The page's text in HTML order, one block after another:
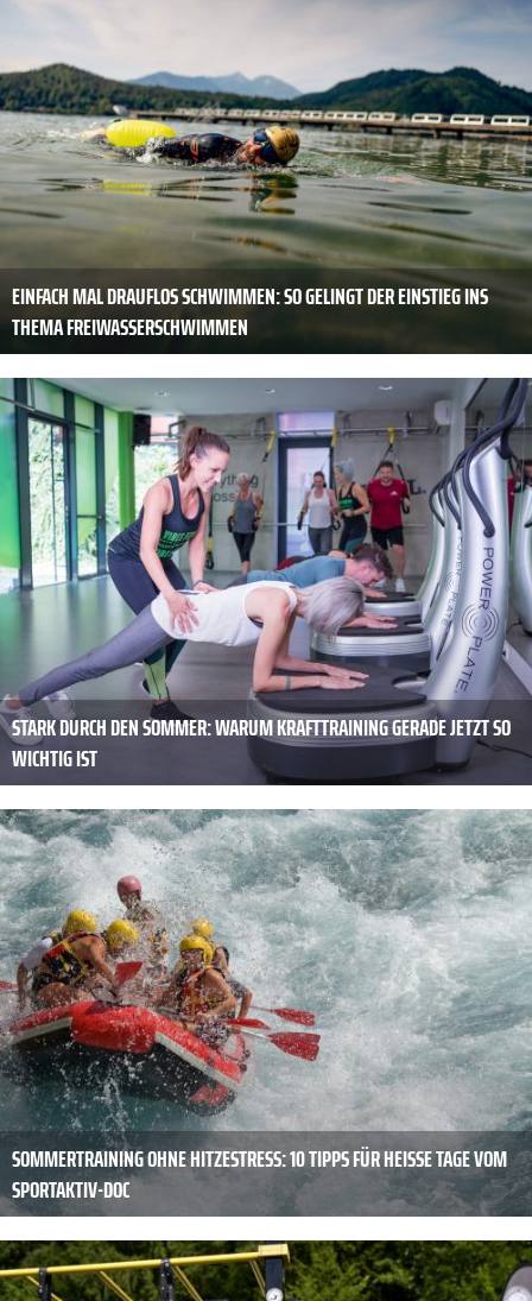
EINFACH MAL DRAUFLOS SCHWIMMEN: SO GELINGT DER EINSTIEG INS
THEMA FREIWASSERSCHWIMMEN
STARK DURCH DEN SOMMER: WARUM KRAFTTRAINING GERADE JETZT SO
WICHTIG IST
SOMMERTRAINING OHNE HITZESTRESS: 10 TIPPS FÜR HEISSE TAGE VOM S
PORTAKTIV-DOC